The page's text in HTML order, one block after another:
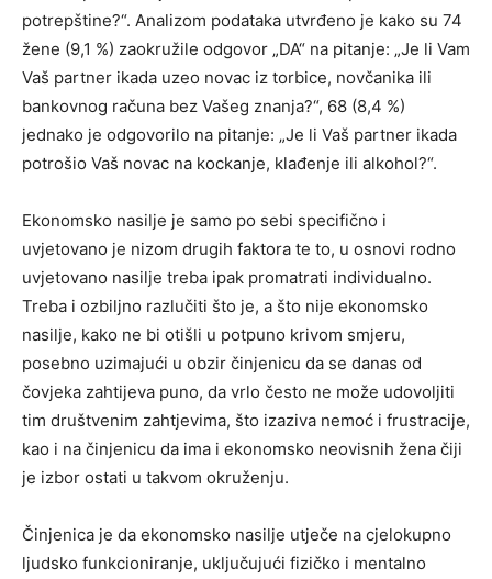
potrepštine?“. Analizom podataka utvrđeno je kako su 74
žene (9,1 %) zaokružile odgovor „DA“ na pitanje: „Je li Vam
Vaš partner ikada uzeo novac iz torbice, novčanika ili
bankovnog računa bez Vašeg znanja?“, 68 (8,4 %)
jednako je odgovorilo na pitanje: „Je li Vaš partner ikada
potrošio Vaš novac na kockanje, klađenje ili alkohol?“.
Ekonomsko nasilje je samo po sebi specifično i
uvjetovano je nizom drugih faktora te to, u osnovi rodno
uvjetovano nasilje treba ipak promatrati individualno.
Treba i ozbiljno razlučiti što je, a što nije ekonomsko
nasilje, kako ne bi otišli u potpuno krivom smjeru,
posebno uzimajući u obzir činjenicu da se danas od
čovjeka zahtijeva puno, da vrlo često ne može udovoljiti
tim društvenim zahtjevima, što izaziva nemoć i frustracije,
kao i na činjenicu da ima i ekonomsko neovisnih žena čiji
je izbor ostati u takvom okruženju.
Činjenica je da ekonomsko nasilje utječe na cjelokupno
ljudsko funkcioniranje, uključujući fizičko i mentalno